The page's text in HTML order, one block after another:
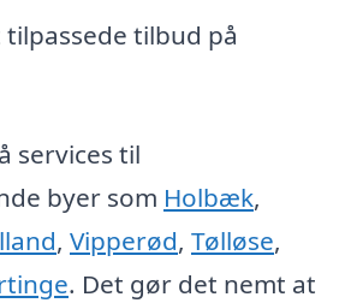
tilbud på
services til
byer som Holbæk,
, Vipperød, Tølløse,
. Det gør det nemt at